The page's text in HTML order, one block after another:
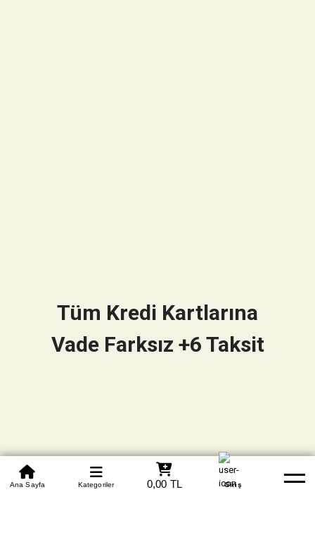
0850 305 09 70
Beden Tablosu Banka Hesapları Whatsapp Yardım
Ana Sayfa Kategoriler 0,00 TL Giriş
Tüm Kredi Kartlarına
Vade Farksız +6 Taksit